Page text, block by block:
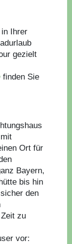
Ihrer
gezielt
finden Sie
Ort für
Bayern,
bis hin
den
zu
vor: